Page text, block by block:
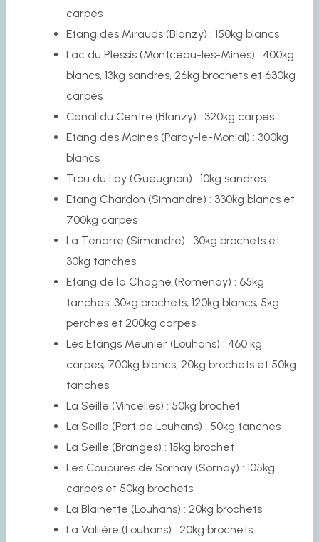
carpes
Etang des Mirauds (Blanzy) : 150kg blancs
Lac du Plessis (Montceau-les-Mines) : 400kg
blancs, 13kg sandres, 26kg brochets et 630kg
carpes
Canal du Centre (Blanzy) : 320kg carpes
Etang des Moines (Paray-le-Monial) : 300kg
blancs
Trou du Lay (Gueugnon) : 10kg sandres
Etang Chardon (Simandre) : 330kg blancs et
700kg carpes
La Tenarre (Simandre) : 30kg brochets et
30kg tanches
Etang de la Chagne (Romenay) : 65kg
tanches, 30kg brochets, 120kg blancs, 5kg
perches et 200kg carpes
Les Etangs Meunier (Louhans) : 460 kg
carpes, 700kg blancs, 20kg brochets et 50kg
tanches
La Seille (Vincelles) : 50kg brochet
La Seille (Port de Louhans) : 50kg tanches
La Seille (Branges) : 15kg brochet
Les Coupures de Sornay (Sornay) : 105kg
carpes et 50kg brochets
La Blainette (Louhans) : 20kg brochets
La Vallière (Louhans) : 20kg brochets